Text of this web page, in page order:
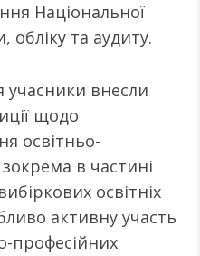
Національної
обліку та аудиту.
учасники внесли
щодо
освітньо-
в частині
освітніх
активну участь
професійних